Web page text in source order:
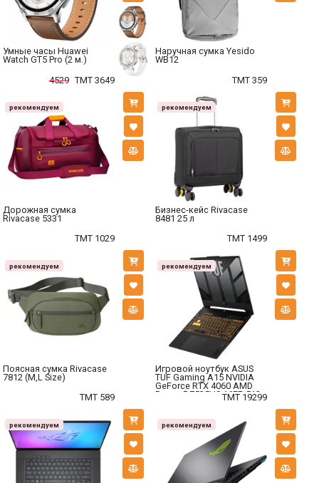
Умные часы Huawei
Watch GT5 Pro (2 м.)
4529 TMT 3649
Наручная сумка Yesido
WB12
TMT 359
рекомендуем
Дорожная сумка
Rivacase 5331
TMT 1029
рекомендуем
Бизнес-кейс Rivacase
8481 25 л
TMT 1499
рекомендуем
Поясная сумка Rivacase
7812 (M,L Size)
TMT 589
рекомендуем
Игровой ноутбук ASUS
TUF Gaming A15 NVIDIA
GeForce RTX 4060 AMD
Ryzen 5 7535HS 16ГБ 512
TMT 19299
рекомендуем рекомендуем